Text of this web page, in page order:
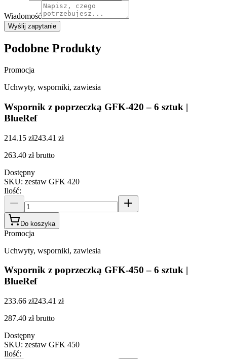
Wiadomość
Wyślij zapytanie
Podobne Produkty
Promocja
Uchwyty, wsporniki, zawiesia
Wspornik z poprzeczką GFK-420 – 6 sztuk |
BlueRef
214.15 zł243.41 zł
263.40 zł brutto
Dostępny
SKU: zestaw GFK 420
Ilość:
Do koszyka
Promocja
Uchwyty, wsporniki, zawiesia
Wspornik z poprzeczką GFK-450 – 6 sztuk |
BlueRef
233.66 zł243.41 zł
287.40 zł brutto
Dostępny
SKU: zestaw GFK 450
Ilość: